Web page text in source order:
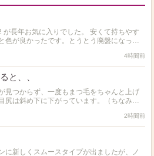
長年お気に入りでした。 安くて持ちやす
色が良かったです。とうとう廃盤になって
4時間前
と、、
見つからず、一度もまつ毛をちゃんと上げ
尻は斜め下に下がっています。（ちなみに
ラーは資生堂・無印良品・アイプ…
2時間前
に新しくスムースタイプが出ましたが、ノ